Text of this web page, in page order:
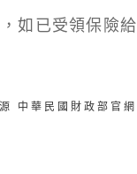
如已受領保險給
中華民國財政部官網